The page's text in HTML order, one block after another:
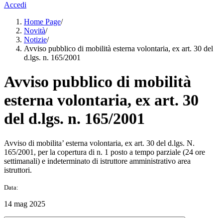
Accedi
Home Page/
Novità/
Notizie/
Avviso pubblico di mobilità esterna volontaria, ex art. 30 del
d.lgs. n. 165/2001
Avviso pubblico di mobilità
esterna volontaria, ex art. 30
del d.lgs. n. 165/2001
Avviso di mobilita’ esterna volontaria, ex art. 30 del d.lgs. N.
165/2001, per la copertura di n. 1 posto a tempo parziale (24 ore
settimanali) e indeterminato di istruttore amministrativo area
istruttori.
Data:
14 mag 2025